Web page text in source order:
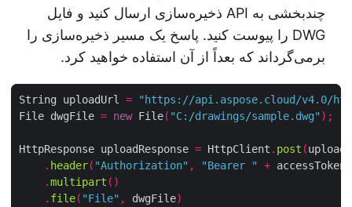
چندبخشی به API ذخیره‌سازی ارسال کنید و فایل
DWG را پیوست کنید. پاسخ یک مسیر ذخیره‌سازی را
برمی‌گرداند که بعداً از آن استفاده خواهید کرد.
String uploadUrl
"https://api.aspose.cloud/v4.0/
File dwgFile = new File ("C:/drawings/sample.dwg" );
HttpResponse uploadResponse = HttpClient.post(
.header ("Authorization" "Bearer " +
.multipart ()
.file ("File" , dwgFile